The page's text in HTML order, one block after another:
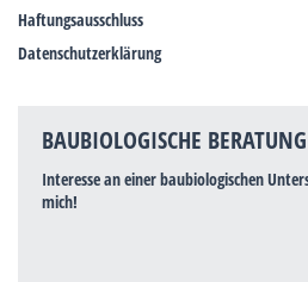
Haftungsausschluss
Datenschutzerklärung
BAUBIOLOGISCHE BERATUNG
Interesse an einer baubiologischen
mich!